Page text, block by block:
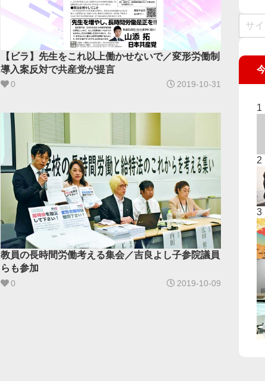
【ビラ】先生をこれ以上働かせないで／変形労働制
導入案反対で共産党が提言
0 2019-10-31
教員の長時間労働考える集会／吉良よし子参院議員
らも参加
0 2019-10-09